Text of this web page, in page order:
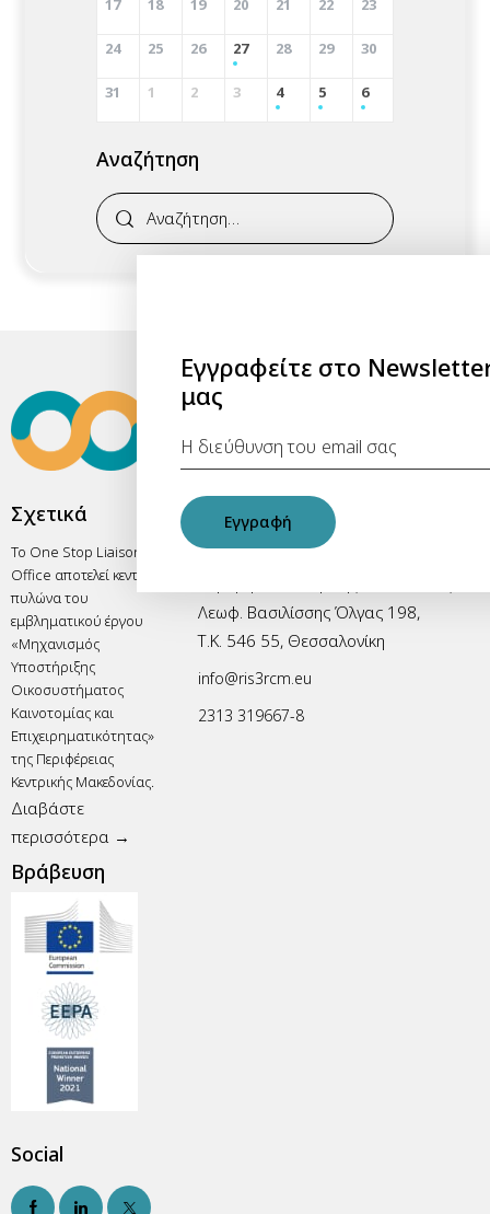
17 18 19 20 21 22 23
24 25 26 27 28 29 30
31 1 2 3 4 5 6
Αναζήτηση
Σχετικά
Το One Stop Liaison
Office αποτελεί κεντρικό
πυλώνα του
εμβληματικού έργου
«Μηχανισμός
Υποστήριξης
Οικοσυστήματος
Καινοτομίας και
Επιχειρηματικότητας»
της Περιφέρειας
Κεντρικής Μακεδονίας.
Διαβάστε
περισσότερα →
Βράβευση
Office
RIS3 One Stop Liaison Office
Λεωφ. Βασιλίσσης Όλγας 198,
Τ.Κ. 546 55, Θεσσαλονίκη
info@ris3rcm.eu
2313 319667-8
Social
Εγγραφείτε στο
μας
Εγγραφή